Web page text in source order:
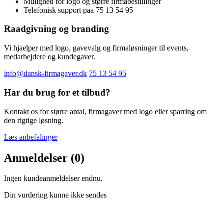
Telefonisk support paa 75 13 54 95
Raadgivning og branding
Vi hjaelper med logo, gavevalg og firmaløsninger til events,
medarbejdere og kundegaver.
info@dansk-firmagaver.dk 75 13 54 95
Har du brug for et tilbud?
Kontakt os for større antal, firmagaver med logo eller sparring om
den rigtige løsning.
Læs anbefalinger
Anmeldelser (0)
Ingen kundeanmeldelser endnu.
Din vurdering kunne ikke sendes